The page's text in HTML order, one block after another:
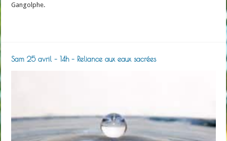
Gangolphe.
Sam 25 avril – 14h – Reliance aux eaux sacrées